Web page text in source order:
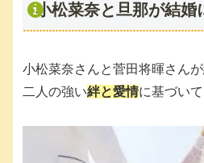
小松菜奈と旦那が結婚
小松菜奈さんと菅田将暉さん
二人の強い絆と愛情に基づいて